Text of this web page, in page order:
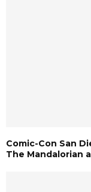
Comic-Con San
The Mandalorian